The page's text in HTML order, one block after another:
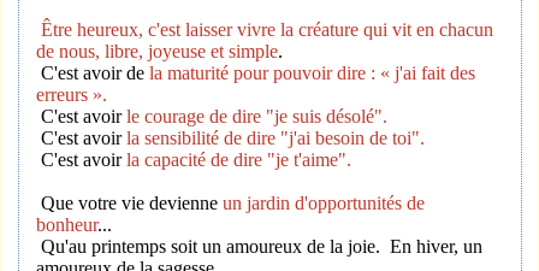
Être heureux, c'est laisser vivre la créature qui vit en chacun
de nous, libre, joyeuse et simple.
C'est avoir dela maturité pour pouvoir dire : « j'ai fait des
erreurs ».
C'est avoirle courage de dire "je suis désolé".
C'est avoirla sensibilité de dire "j'ai besoin de toi".
C'est avoirla capacité de dire "je t'aime".
Que votre vie devienne un jardin d'opportunités de
bonheur...
Qu'au printemps soit un amoureux de la joie. En hiver, un